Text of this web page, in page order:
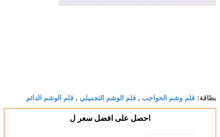
بطاقة: قلم وشم الحواجب , قلم الوشم التجميلي , قلم الوشم الدائم
احصل على افضل سعر ل